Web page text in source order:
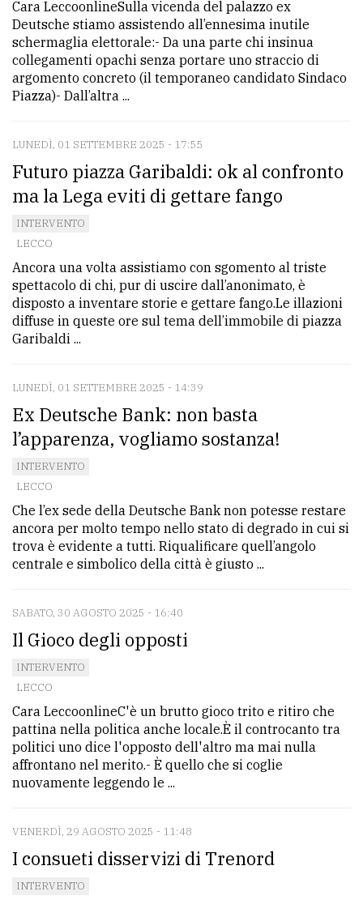
Cara LeccoonlineSulla vicenda del palazzo ex
Deutsche stiamo assistendo all’ennesima inutile
schermaglia elettorale:- Da una parte chi insinua
collegamenti opachi senza portare uno straccio di
argomento concreto (il temporaneo candidato Sindaco
Piazza)- Dall’altra ...
LUNEDÌ, 01 SETTEMBRE 2025 - 17:55
Futuro piazza Garibaldi: ok al confronto
ma la Lega eviti di gettare fango
INTERVENTO
LECCO
Ancora una volta assistiamo con sgomento al triste
spettacolo di chi, pur di uscire dall’anonimato, è
disposto a inventare storie e gettare fango.Le illazioni
diffuse in queste ore sul tema dell’immobile di piazza
Garibaldi ...
LUNEDÌ, 01 SETTEMBRE 2025 - 14:39
Ex Deutsche Bank: non basta
l’apparenza, vogliamo sostanza!
INTERVENTO
LECCO
Che l’ex sede della Deutsche Bank non potesse restare
ancora per molto tempo nello stato di degrado in cui si
trova è evidente a tutti. Riqualificare quell’angolo
centrale e simbolico della città è giusto ...
SABATO, 30 AGOSTO 2025 - 16:40
Il Gioco degli opposti
INTERVENTO
LECCO
Cara LeccoonlineC'è un brutto gioco trito e ritiro che
pattina nella politica anche locale.È il controcanto tra
politici uno dice l'opposto dell'altro ma mai nulla
affrontano nel merito.- È quello che si coglie
nuovamente leggendo le ...
VENERDÌ, 29 AGOSTO 2025 - 11:48
I consueti disservizi di Trenord
INTERVENTO